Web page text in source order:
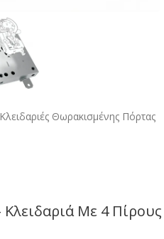
Κλειδαριές Θωρακισμένης Πόρτας
Κλειδαριά Με 4 Πίρους